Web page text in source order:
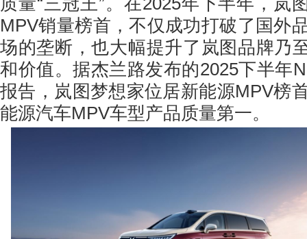
MPV销量榜首，不仅成功打破了国外
场的垄断，也大幅提升了岚图品牌乃
和价值。据杰兰路发布的2025下半年
报告，岚图梦想家位居新能源MPV榜
能源汽车MPV车型产品质量第一。